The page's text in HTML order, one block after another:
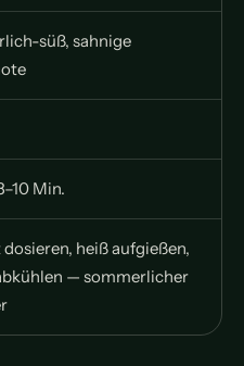
süß, sahnige
Min.
heiß aufgießen,
— sommerlicher